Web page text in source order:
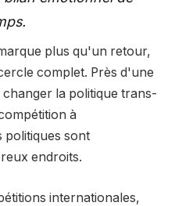
plus qu'un retour,
complet. Près d'une
la politique trans-
à
politiques sont
endroits.
internationales,